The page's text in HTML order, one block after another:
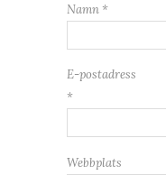
Namn *
E-postadress
*
Webbplats